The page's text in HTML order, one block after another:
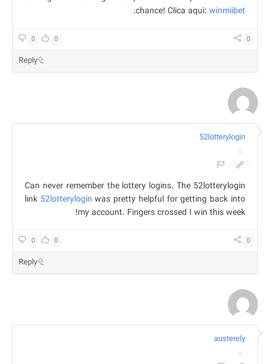
chance! Clica aqui: winmiibet
.
0
0 0
Reply
52lotterylogin
Can never remember the lottery logins. The 52lotterylogin
link 52lotterylogin was pretty helpful for getting back into
my account. Fingers crossed I win this week!
0
0 0
Reply
austerely